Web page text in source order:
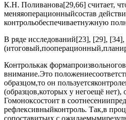
К.Н. Поливанова[29,66] считает,
меняяоперационныйсостав
контрольобеспечиваетнужную
В ряде исследований[23], [29],
Контролькак
внимание.Это
образцом,то он
(образцов,которых у негоещё
Гомоноксостоит в
рефлексивныйконтроль. Так,в